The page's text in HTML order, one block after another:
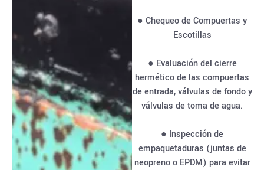
● Chequeo de Compuertas y
Escotillas
● Evaluación del cierre
hermético de las compuertas
de entrada, válvulas de fondo y
válvulas de toma de agua.
● Inspección de
empaquetaduras (juntas de
neopreno o EPDM) para evitar